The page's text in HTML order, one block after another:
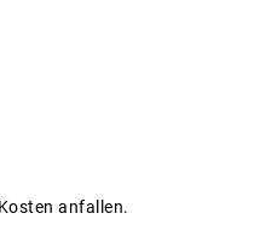
anfallen.